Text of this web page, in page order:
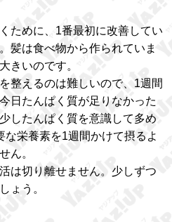
ために、1番最初に改善してい
髪は食べ物から作られていま
きいのです。
整えるのは難しいので、1週間
日たんぱく質が足りなかった
したんぱく質を意識して多め
栄養素を1週間かけて摂るよ
ん。
は切り離せません。少しずつ
ょう。